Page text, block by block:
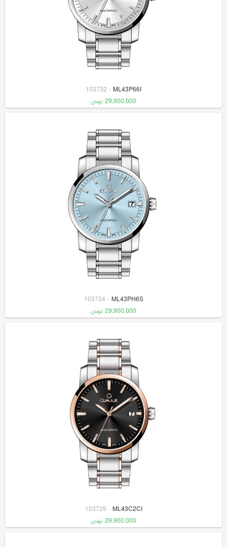
ML43P66I
-
103732
29,900,000 تومان
ML43PH6S
-
103734
29,900,000 تومان
ML43C2CI
-
103729
29,900,000 تومان